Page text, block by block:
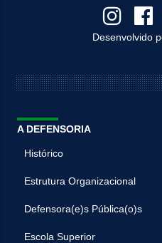
Desenvolvido
A DEFENSORIA
Histórico
Estrutura Organizacional
Defensora(e)s Pública(o)s
Escola Superior